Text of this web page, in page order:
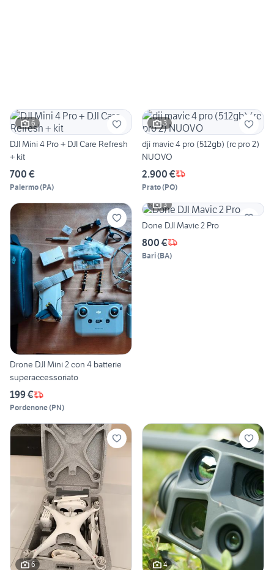
6
DJI Mini 4 Pro + DJI Care Refresh
+ kit
700 €
Palermo(PA)
3
dji mavic 4 pro (512gb) (rc pro 2)
NUOVO
2.900 €
Prato(PO)
Drone DJI Mini 2 con 4 batterie
superaccessoriato
199 €
Pordenone(PN)
3
Done DJI Mavic 2 Pro
800 €
Bari(BA)
6 4